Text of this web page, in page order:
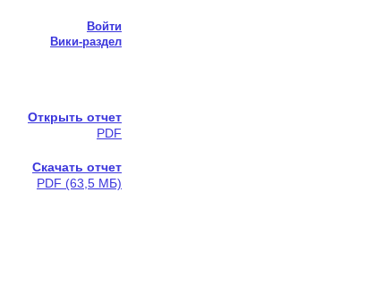
Войти
Вики-раздел
Открыть отчет
PDF
Скачать отчет
PDF (63,5 МБ)